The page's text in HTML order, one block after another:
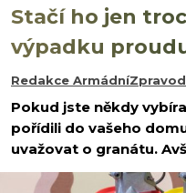
Stačí ho jen
výpadku
Redakce
Pokud jste někdy
pořídili do vašeho
uvažovat o granátu.